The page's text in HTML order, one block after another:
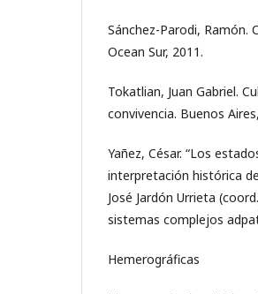
Sánchez-Parodi, Ramón.
Ocean Sur, 2011.
Tokatlian, Juan Gabriel.
convivencia. Buenos
Yañez, César. “Los
interpretación histórica
José Jardón Urrieta
sistemas complejos
Hemerográficas